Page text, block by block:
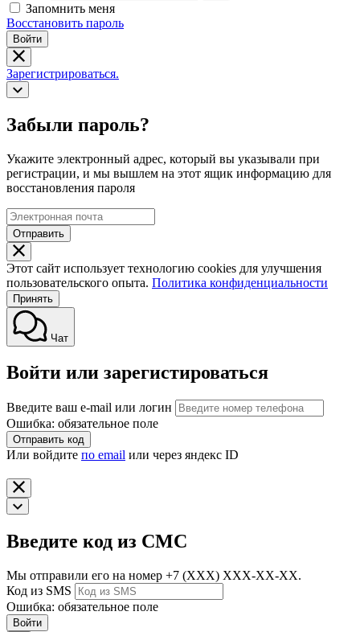
Запомнить меня
Восстановить пароль
Войти
Зарегистрироваться.
Забыли пароль?
Укажите электронный адрес, который вы указывали при
регистрации, и мы вышлем на этот ящик информацию для
восстановления пароля
Отправить
Этот сайт использует технологию cookies для улучшения
пользовательского опыта. Политика конфиденциальности
Принять
Чат
Войти или зарегистироваться
Введите ваш e-mail или логин
Ошибка: обязательное поле
Отправить код
Или войдите по email или через яндекс ID
Введите код из СМС
Мы отправили его на номер +7 (ХХХ) ХХХ-ХХ-ХХ.
Код из SMS
Ошибка: обязательное поле
Войти